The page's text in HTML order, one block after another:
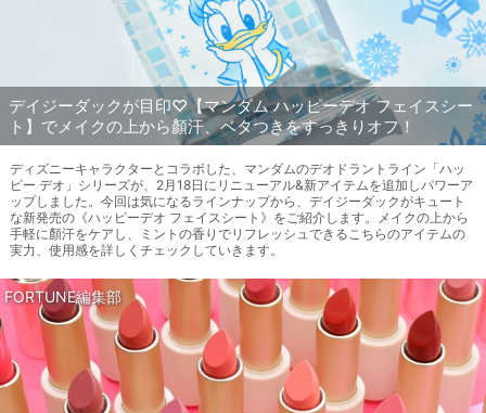
デイジーダックが目印♡【マンダム ハッピーデオ フェイスシー
ト】でメイクの上から顏汗、ベタつきをすっきりオフ！
ディズニーキャラクターとコラボした、マンダムのデオドラントライン「ハッ
ピー デオ」シリーズが、2月18日にリニューアル&新アイテムを追加しパワーア
ップしました。今回は気になるラインナップから、デイジーダックがキュート
な新発売の《ハッピーデオ フェイスシート》をご紹介します。メイクの上から
手軽に顏汗をケアし、ミントの香りでリフレッシュできるこちらのアイテムの
実力、使用感を詳しくチェックしていきます。
FORTUNE編集部